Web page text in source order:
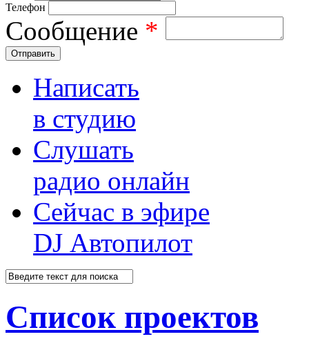
Телефон
Сообщение *
Отправить
Написать
в студию
Слушать
радио онлайн
Сейчас в эфире
DJ Автопилот
Список проектов